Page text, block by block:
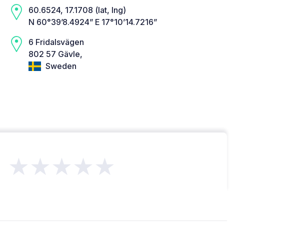
60.6524, 17.1708 (lat, lng)
N 60°39’8.4924” E 17°10’14.7216”
6 Fridalsvägen
802 57 Gävle,
Sweden
★★★★★